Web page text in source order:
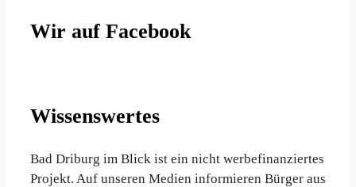
Wir auf Facebook
Wissenswertes
Bad Driburg im Blick ist ein nicht werbefinanziertes
Projekt. Auf unseren Medien informieren Bürger aus